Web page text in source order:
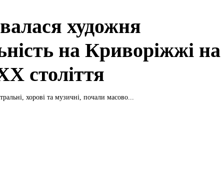
художня
на Криворіжжі на
століття
хорові та музичні, почали масово...